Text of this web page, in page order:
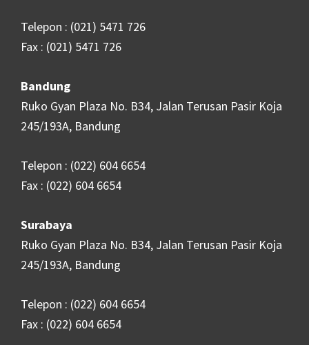
Telepon : (021) 5471 726
Fax : (021) 5471 726
Bandung
Ruko Gyan Plaza No. B34, Jalan Terusan Pasir Koja
245/193A, Bandung
Telepon : (022) 604 6654
Fax : (022) 604 6654
Surabaya
Ruko Gyan Plaza No. B34, Jalan Terusan Pasir Koja
245/193A, Bandung
Telepon : (022) 604 6654
Fax : (022) 604 6654